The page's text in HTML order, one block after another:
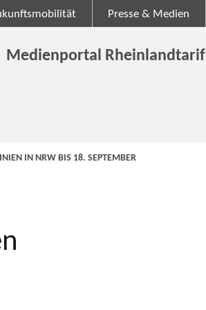
Presse & Medien
Medienportal Rheinlandtarif
IN NRW BIS 18. SEPTEMBER